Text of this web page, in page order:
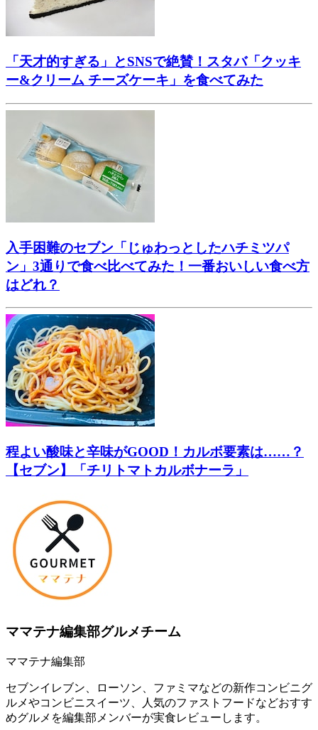
「天才的すぎる」とSNSで絶賛！スタバ「クッキ
ー&クリーム チーズケーキ」を食べてみた
入手困難のセブン「じゅわっとしたハチミツパ
ン」3通りで食べ比べてみた！一番おいしい食べ方
はどれ？
程よい酸味と辛味がGOOD！カルボ要素は……？
【セブン】「チリトマトカルボナーラ」
ママテナ編集部グルメチーム
ママテナ編集部
セブンイレブン、ローソン、ファミマなどの新作コンビニグ
ルメやコンビニスイーツ、人気のファストフードなどおすす
めグルメを編集部メンバーが実食レビューします。